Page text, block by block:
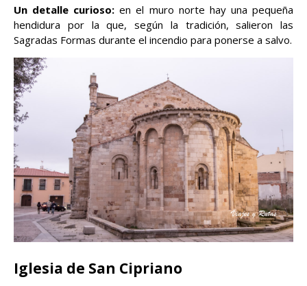
Un detalle curioso: en el muro norte hay una pequeña
hendidura por la que, según la tradición, salieron las
Sagradas Formas durante el incendio para ponerse a salvo.
Iglesia de San Cipriano